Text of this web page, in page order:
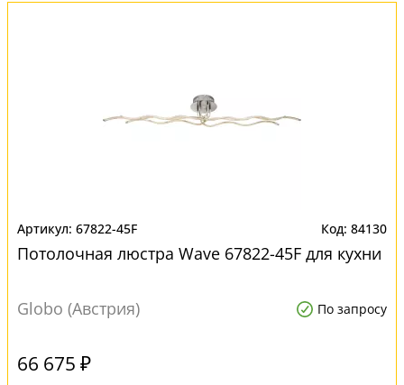
67822-45F 84130
Потолочная люстра Wave 67822-45F для кухни
Globo (Австрия) По запросу
66 675 ₽